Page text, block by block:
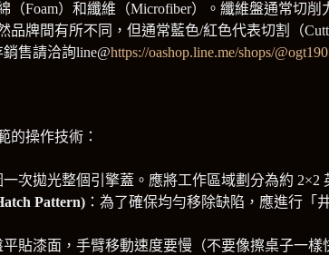
（Foam）和纖維（Microfiber）。纖維盤通常切
品牌間有所不同，但通常藍色/紅色代表切割（
售請洽詢line@https://oashop.line.me/shops/
的操作技術：
一次拋光整個引擎蓋。應將工作區域劃分為約
Pattern) ：為了確保均勻移除缺陷，應進行「
平貼漆面，手臂移動速度要慢（不要像擦桌子一